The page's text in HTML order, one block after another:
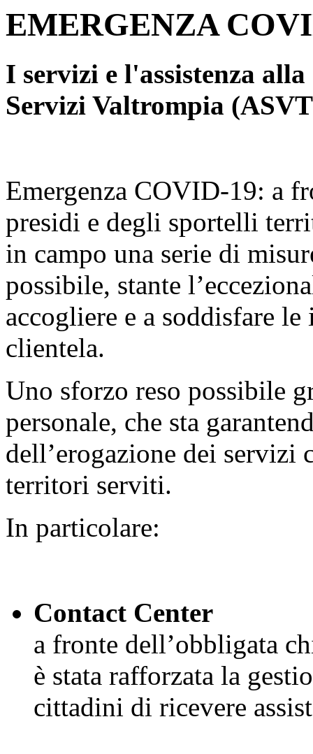
EMERGENZA
I servizi e l'assistenza
Servizi Valtrompia
Emergenza COVID-19: a
presidi e degli sportelli
in campo una serie di
possibile, stante
accogliere e a soddisfare
clientela.
Uno sforzo reso possibile
personale, che sta
dell’erogazione dei servizi
territori serviti.
In particolare:
Contact Center
a fronte dell’obbligata
è stata rafforzata la
cittadini di ricevere